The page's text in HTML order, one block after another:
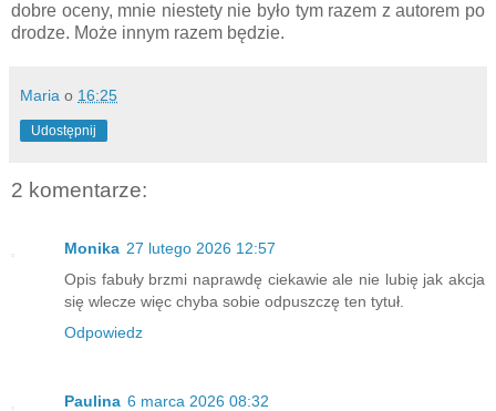
dobre oceny, mnie niestety nie było tym razem z autorem po
drodze. Może innym razem będzie.
Maria o 16:25
Udostępnij
2 komentarze:
Monika 27 lutego 2026 12:57
Opis fabuły brzmi naprawdę ciekawie ale nie lubię jak akcja
się wlecze więc chyba sobie odpuszczę ten tytuł.
Odpowiedz
Paulina 6 marca 2026 08:32